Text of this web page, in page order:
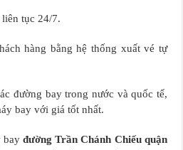
tục 24/7.
hàng bằng hệ thống xuất vé tự
đường bay trong nước và quốc tế,
bay với giá tốt nhất.
bayđường Trần Chánh Chiếu quận